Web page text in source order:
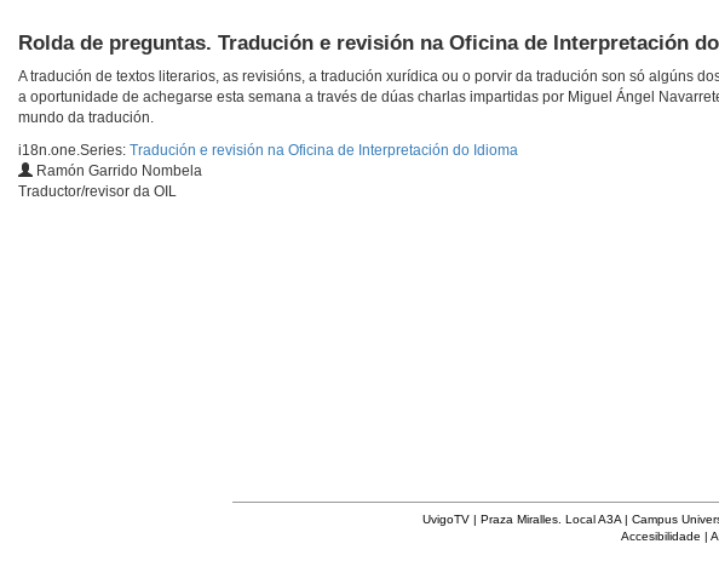
Rolda de preguntas. Tradución e revisión na Oficina de Interpretación
A tradución de textos literarios, as revisións, a tradución xurídica ou o porvir da tradución son só algúns
a oportunidade de achegarse esta semana a través de dúas charlas impartidas por Miguel Ángel
mundo da tradución.
i18n.one.Series: Tradución e revisión na Oficina de Interpretación do Idioma
Ramón Garrido Nombela
Traductor/revisor da OIL
UvigoTV | Praza Miralles. Local A3A | Campus
Accesibilidade |